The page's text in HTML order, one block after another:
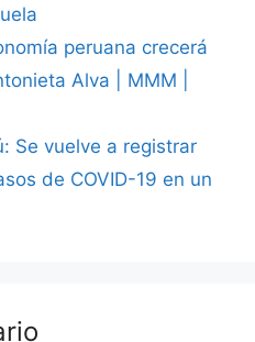
peruana crecerá
Alva | MMM |
Se vuelve a registrar
de COVID-19 en un